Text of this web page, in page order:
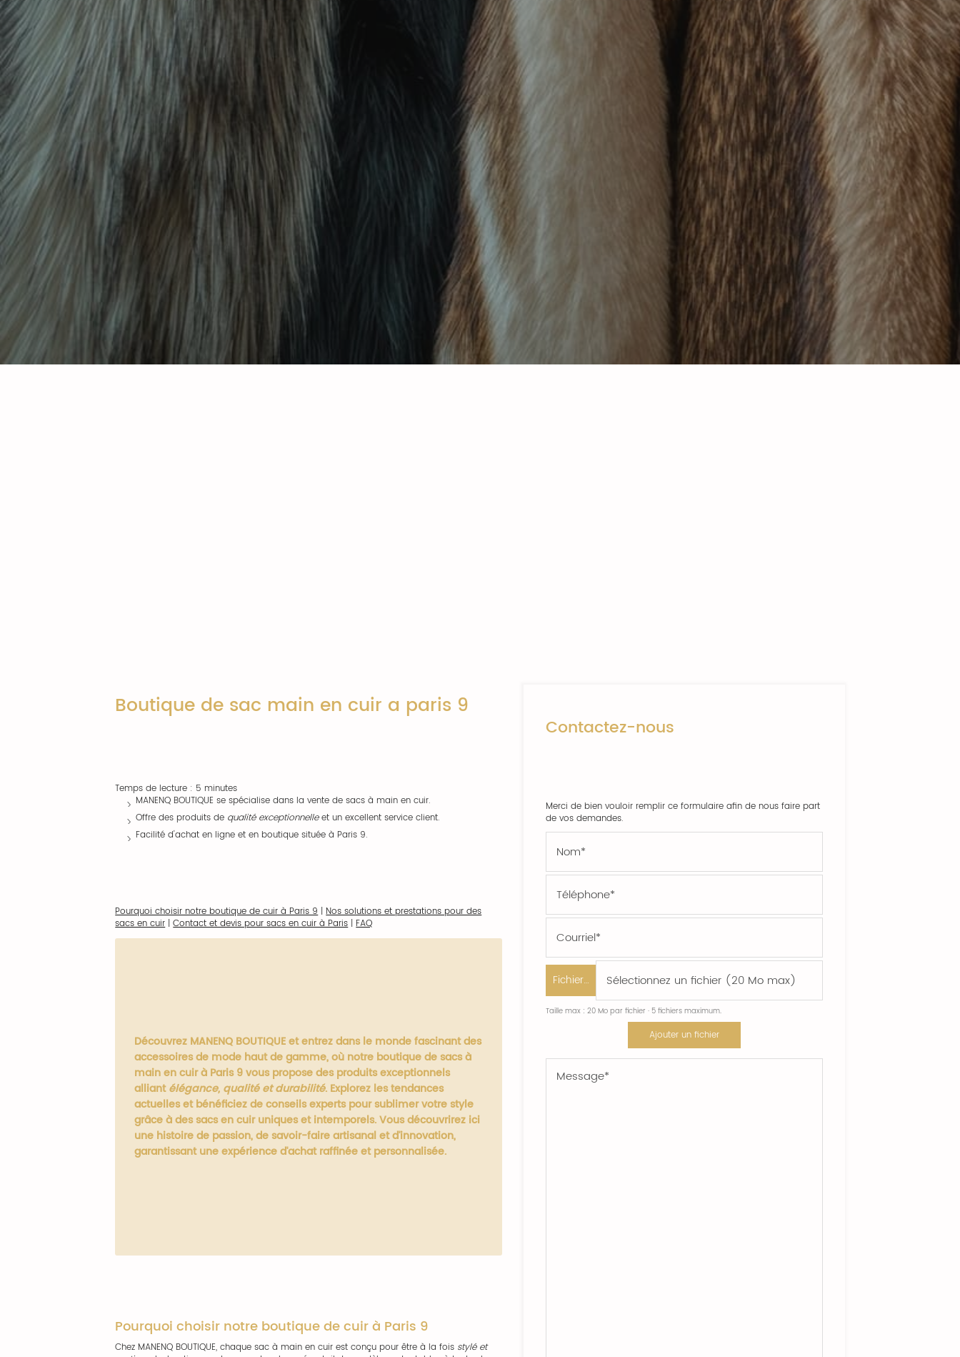
Boutique de sac main en cuir a paris 9
Temps de lecture : 5 minutes
MANENQ BOUTIQUE se spécialise dans la vente de sacs à main en cuir.
Offre des produits de qualité exceptionnelleet un excellent service client.
Facilité d'achat en ligne et en boutique située à Paris 9.
Pourquoi choisir notre boutique de cuir à Paris 9 | Nos solutions et prestations pour des
sacs en cuir |Contact et devis pour sacs en cuir à Paris | FAQ
Découvrez MANENQ BOUTIQUE et entrez dans le monde fascinant des
accessoires de mode haut de gamme, où notre boutique de sacs à
main en cuir à Paris 9 vous propose des produits exceptionnels
alliantélégance, qualité et durabilité. Explorez les tendances
actuelles et bénéficiez de conseils experts pour sublimer votre style
grâce à des sacs en cuir uniques et intemporels. Vous découvrirez ici
une histoire de passion, de savoir-faire artisanal et d'innovation,
garantissant une expérience d'achat raffinée et personnalisée.
Pourquoi choisir notre boutique de cuir à Paris 9
Chez MANENQ BOUTIQUE, chaque sac à main en cuir est conçu pour être à la fois stylé et
Contactez-nous
Merci de bien vouloir remplir ce formulaire afin de nous faire part
de vos demandes.
Fichier…
Taille max : 20 Mo par fichier · 5 fichiers maximum.
Ajouter un fichier